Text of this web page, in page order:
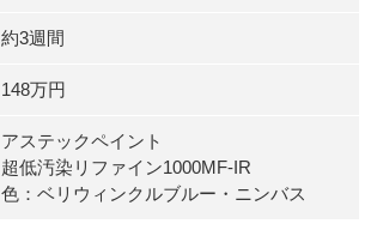
約3週間
148万円
アステックペイント
超低汚染リファイン1000MF-IR
色：ベリウィンクルブルー・ニンバス